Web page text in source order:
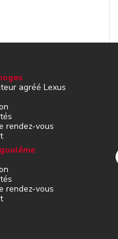
agréé Lexus
rendez-vous
rendez-vous